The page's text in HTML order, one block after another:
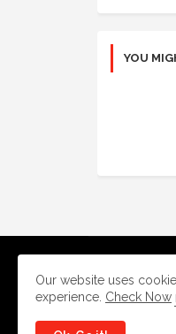
YOU
Our website uses
experience. Check Now